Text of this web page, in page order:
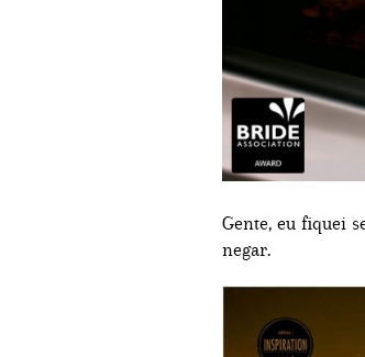
Gente, eu fiquei
negar.